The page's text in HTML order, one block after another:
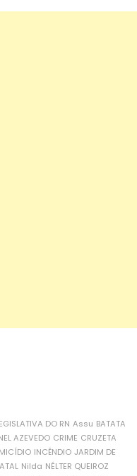
DO RN Assu BATATA
AZEVEDO CRIME CRUZETA
INCÊNDIO JARDIM DE
Nilda NÉLTER QUEIROZ